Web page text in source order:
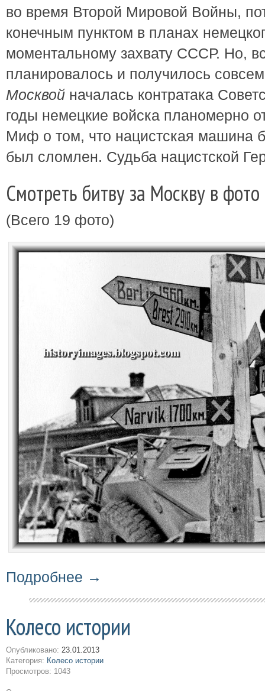
во время Второй Мировой Войны,
конечным пунктом в планах
моментальному захвату СССР. Но,
планировалось и получилось
Москвой началась контратака
годы немецкие войска планомерно
Миф о том, что нацистская машина
был сломлен. Судьба нацистской
Смотреть битву за Москву в фото
(Всего 19 фото)
Подробнее →
Колесо истории
Опубликовано: 23.01.2013
Категория: Колесо истории
Просмотров: 1043